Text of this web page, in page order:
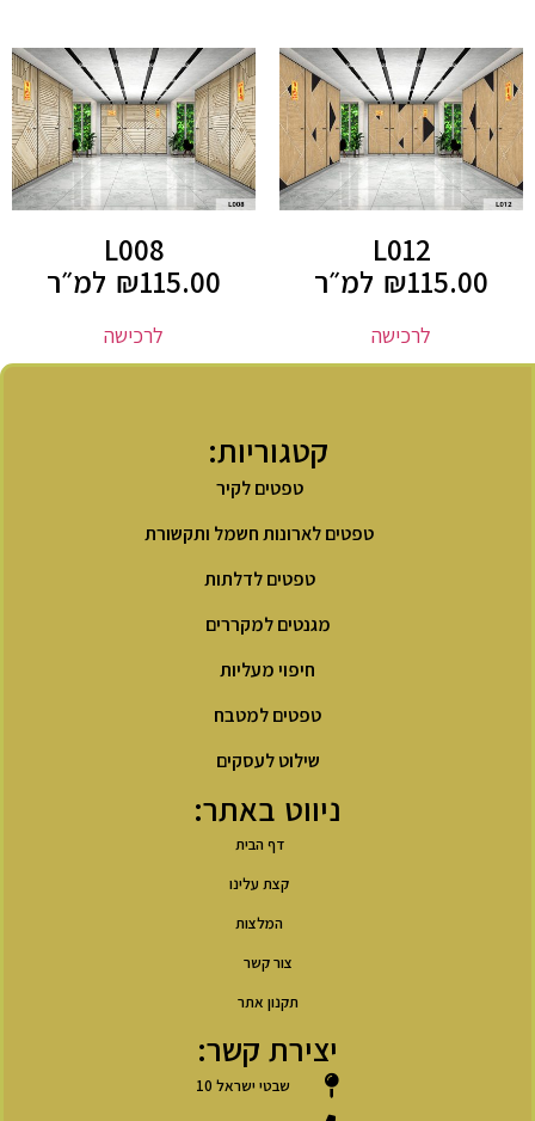
L012
₪115.00 למ״ר
לרכישה
L008
₪115.00 למ״ר
לרכישה
קטגוריות:
טפטים לקיר
טפטים לארונות חשמל ותקשורת
טפטים לדלתות
מגנטים למקררים
חיפוי מעליות
טפטים למטבח
שילוט לעסקים
ניווט באתר:
דף הבית
קצת עלינו
המלצות
צור קשר
תקנון אתר
יצירת קשר:
שבטי ישראל 10